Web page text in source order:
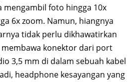
mengambil foto hingga 10x
6x zoom. Namun, hiangnya
tidak perlu dikhawatirkan
konektor dari port
3,5 mm di dalam sebuah kabel
headphone kesayangan yang